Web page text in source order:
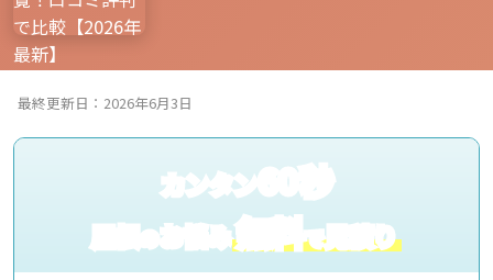
最終更新日：2026年6月3日
カンタン60秒
屋根のお悩み無料で見積り